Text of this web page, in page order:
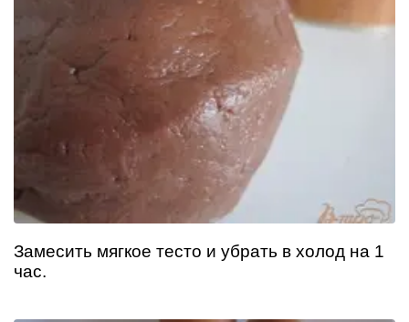
Замесить мягкое тесто и убрать в холод на 1
час.